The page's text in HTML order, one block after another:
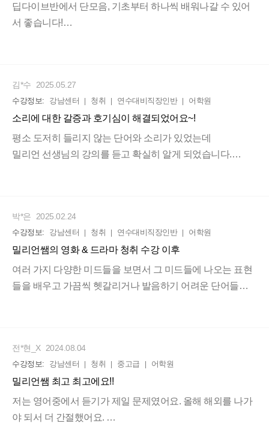
직전 수업에서 배우고 복습하면서 다시 찾아본 문
장이네요.
딥다이브반에서 단모음, 기초부터 하나씩 배워나갈 수 있어
서 좋습니다!
원어민의 말을 문장으로 보면 이해하는데 막상 들으면 못 알
아들은 경험이 있으신 분이라면
더욱 큰 도움이 될 겁니다.
딕테이션이나 쉐도잉을 하면서 답답함을 느끼신 분에게 강
추합니다.
김*수 2025.05.27
수강정보: 강남센터 청취 연수대비직장인반 어학원
소리에 대한 갈증과 호기심이 해결되었어요~!
평소 도저히 들리지 않는 단어와 소리가 있었는데
밀리언 선생님의 강의를 듣고 확실히 알게 되었습니다.
이 수업의 가치는 평소 딕테이션을 해보고 소리에 대한 고민
을 해본,
명백히 존재하나 도저히 들리지 않는 단어에 대한
엄청난 충격을 받아본 분들에게 확실히 느껴질 것입니다.
그런 약하고 잘 들리지 않는 소리가 무엇이고 어떻게 알아차
리지 못하는 분들에게
특히 적극 추천합니다.
박*은 2025.02.24
수강정보: 강남센터 청취 연수대비직장인반 어학원
밀리언쌤의 영화 & 드라마 청취 수강 이후
여러 가지 다양한 미드들을 보면서 그 미드들에 나오는 표현
들을 배우고 가끔씩 헷갈리거나 발음하기 어려운 단어들을
도 가끔씩 연습해보는데 안 될 때에는 선생님께 당일에 가서
물어보시면 하나하나 세밀하게 알려주셔서 더욱 더 재미있
고 미드들도 다 너무 감동적이고 만약에 여름방학 때 또 이 수
업이 있다면 또 다시 듣고 싶을 정도로 중독되는 수업인 거 같
습니다.
전*현_X 2024.08.04
수강정보: 강남센터 청취 중고급 어학원
밀리언쌤 최고 최고에요!!
저는 영어중에서 듣기가 제일 문제였어요. 올해 해외를 나가
야 되서 더 간절했어요.